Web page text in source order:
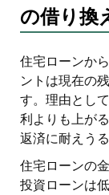
の借り換
住宅ローンか
ントは現在の
す。理由とし
利よりも上が
返済に耐えう
住宅ローンの
投資ローンは